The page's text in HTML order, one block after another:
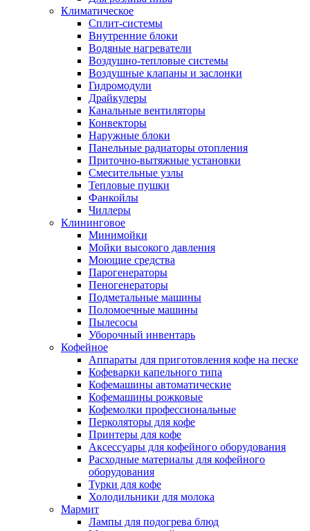
Климатическое
Сплит-системы
Внутренние блоки
Водяные нагреватели
Воздушно-тепловые системы
Воздушные клапаны и заслонки
Гидромодули
Драйкулеры
Канальные вентиляторы
Конвекторы
Наружные блоки
Панельные радиаторы отопления
Приточно-вытяжные установки
Смесительные узлы
Тепловые пушки
Фанкойлы
Чиллеры
Клининговое
Минимойки
Мойки высокого давления
Моющие средства
Парогенераторы
Пеногенераторы
Подметальные машины
Поломоечные машины
Пылесосы
Уборочный инвентарь
Кофейное
Аппараты для приготовления кофе на песке
Кофеварки капельного типа
Кофемашины автоматические
Кофемашины рожковые
Кофемолки профессиональные
Перколяторы для кофе
Принтеры для кофе
Аксессуары для кофейного оборудования
Расходные материалы для кофейного
оборудования
Турки для кофе
Холодильники для молока
Мармит
Лампы для подогрева блюд